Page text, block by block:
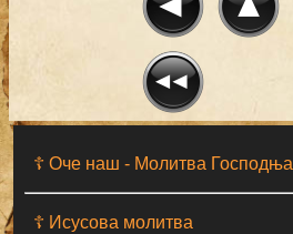
☦ Оче наш - Moлитва Господња
☦ Исусова молитва